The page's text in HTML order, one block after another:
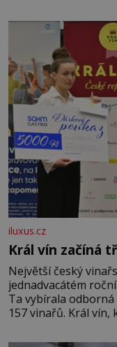
iluxus.cz
Král vín začíná
Největší český
jednadvacátém
Ta vybírala
157 vinařů.